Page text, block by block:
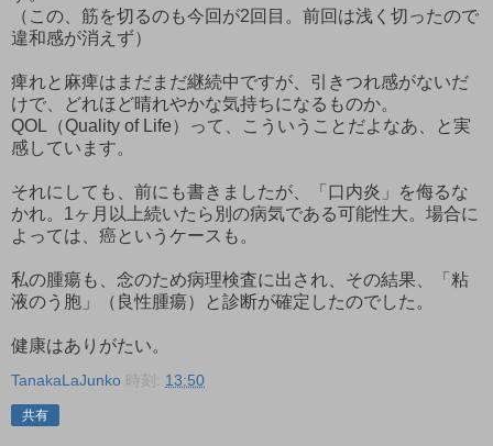
（この、筋を切るのも今回が2回目。前回は浅く切ったので
違和感が消えず）
痺れと麻痺はまだまだ継続中ですが、引きつれ感がないだ
けで、どれほど晴れやかな気持ちになるものか。
QOL（Quality of Life）って、こういうことだよなあ、と実
感しています。
それにしても、前にも書きましたが、「口内炎」を侮るな
かれ。1ヶ月以上続いたら別の病気である可能性大。場合に
よっては、癌というケースも。
私の腫瘍も、念のため病理検査に出され、その結果、「粘
液のう胞」（良性腫瘍）と診断が確定したのでした。
健康はありがたい。
TanakaLaJunko 時刻: 13:50
共有